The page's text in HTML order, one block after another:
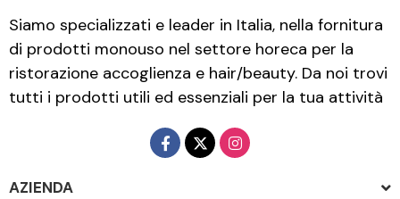
Siamo specializzati e leader in Italia, nella fornitura
di prodotti monouso nel settore horeca per la
ristorazione accoglienza e hair/beauty. Da noi trovi
tutti i prodotti utili ed essenziali per la tua attività
AZIENDA